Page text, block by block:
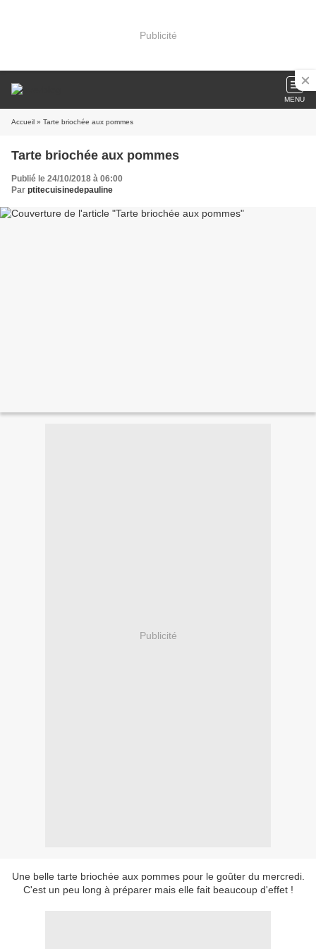
Publicité
MENU
Accueil » Tarte briochée aux pommes
Tarte briochée aux pommes
Publié le 24/10/2018 à 06:00
Par ptitecuisinedepauline
Publicité
Une belle tarte briochée aux pommes pour le goûter du mercredi.
C'est un peu long à préparer mais elle fait beaucoup d'effet !